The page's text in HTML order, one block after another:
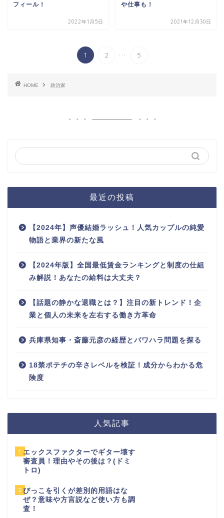
フィール！
2022年1月5日
や仕事も！
2021年12月30日
1 2 ... 5
HOME 政治家
最近の投稿
【2024年】声優結婚ラッシュ！人気カップルの純愛
物語と業界の新たな風
【2024年版】全国最低賃金ランキングと制度の仕組
み解説！あなたの給料は大丈夫？
【話題の静かな退職とは？】注目の新トレンド！企
業と個人の未来を左右する働き方革命
兵庫県知事・斎藤元彦の経歴とパワハラ問題を探る
18禁ポテチの辛さレベルを検証！成分からわかる危
険度
人気記事
1 エックスファクターでギター壊す
審査員！理由やその後は？(ドミ
トロ)
2 びっこを引くが差別的用語はな
ぜ？意味や方言説など使い方も調
査！